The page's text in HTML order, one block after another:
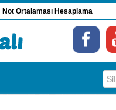
Not Ortalaması Hesaplama